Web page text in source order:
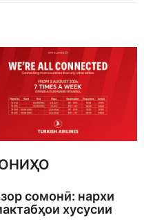
сомонӣ: нархи
хусусии